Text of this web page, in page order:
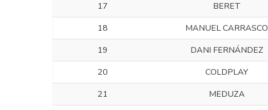
17
BERET
18
MANUEL CARRASCO
19
DANI FERNÁNDEZ
20
COLDPLAY
21
MEDUZA